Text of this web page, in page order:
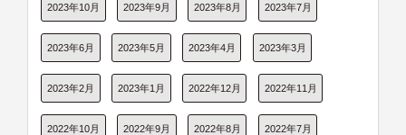
2023年10月 2023年9月 2023年8月 2023年7月
2023年6月 2023年5月 2023年4月 2023年3月
2023年2月 2023年1月 2022年12月 2022年11月
2022年10月 2022年9月 2022年8月 2022年7月